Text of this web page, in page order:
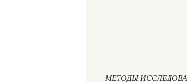
МЕТОДЫ